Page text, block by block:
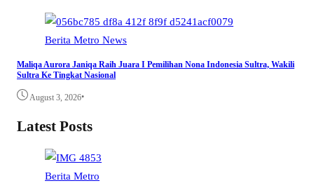
Berita Metro News
Maliqa Aurora Janiqa Raih Juara I Pemilihan Nona Indonesia Sultra, Wakili
Sultra Ke Tingkat Nasional
August 3, 2026•
Latest Posts
Berita Metro